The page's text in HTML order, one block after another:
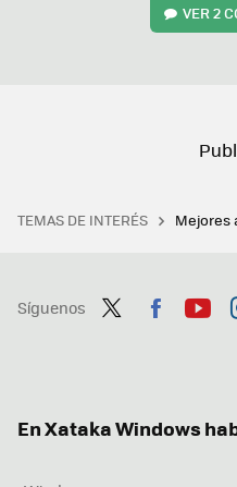
VER2
TEMAS DE INTERÉS Mejores
Síguenos
En Xataka Windows